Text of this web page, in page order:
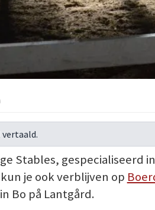
Stables, gespecialiseerd
je ook verblijven op
Bo på Lantgård.